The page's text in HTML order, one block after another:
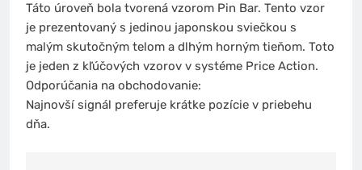
Táto úroveň bola tvorená vzorom Pin Bar. Tento vzor
je prezentovaný s jedinou japonskou sviečkou s
malým skutočným telom a dlhým horným tieňom. Toto
je jeden z kľúčových vzorov v systéme Price Action.
Odporúčania na obchodovanie:
Najnovší signál preferuje krátke pozície v priebehu
dňa.